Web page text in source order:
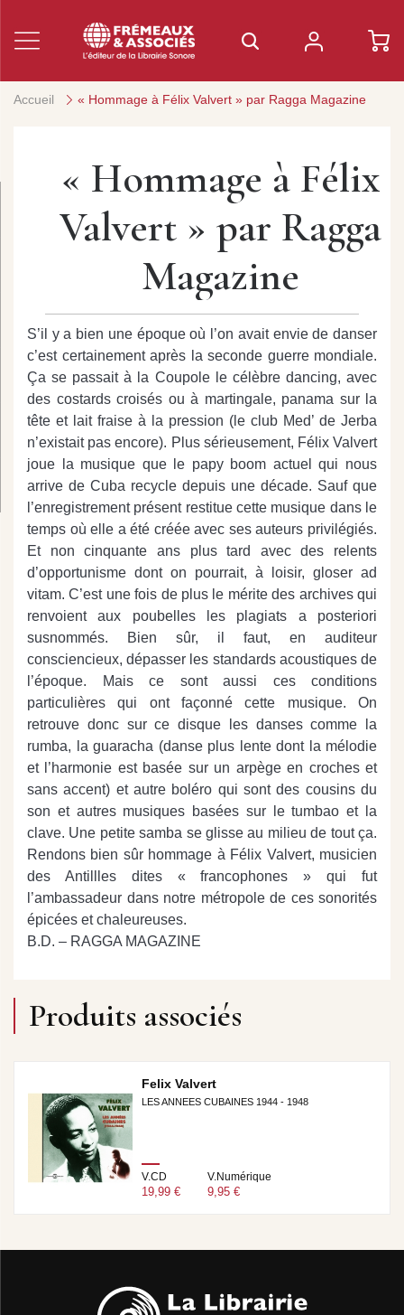
Accueil « Hommage à Félix Valvert » par Ragga Magazine
« Hommage à Félix
Valvert » par Ragga
Magazine
S’il y a bien une époque où l’on avait envie de danser
c’est certainement après la seconde guerre mondiale.
Ça se passait à la Coupole le célèbre dancing, avec
des costards croisés ou à martingale, panama sur la
tête et lait fraise à la pression (le club Med’ de Jerba
n’existait pas encore). Plus sérieusement, Félix Valvert
joue la musique que le papy boom actuel qui nous
arrive de Cuba recycle depuis une décade. Sauf que
l’enregistrement présent restitue cette musique dans le
temps où elle a été créée avec ses auteurs privilégiés.
Et non cinquante ans plus tard avec des relents
d’opportunisme dont on pourrait, à loisir, gloser ad
vitam. C’est une fois de plus le mérite des archives qui
renvoient aux poubelles les plagiats a posteriori
susnommés. Bien sûr, il faut, en auditeur
consciencieux, dépasser les standards acoustiques de
l’époque. Mais ce sont aussi ces conditions
particulières qui ont façonné cette musique. On
retrouve donc sur ce disque les danses comme la
rumba, la guaracha (danse plus lente dont la mélodie
et l’harmonie est basée sur un arpège en croches et
sans accent) et autre boléro qui sont des cousins du
son et autres musiques basées sur le tumbao et la
clave. Une petite samba se glisse au milieu de tout ça.
Rendons bien sûr hommage à Félix Valvert, musicien
des Antillles dites « francophones » qui fut
l’ambassadeur dans notre métropole de ces sonorités
épicées et chaleureuses.
B.D. – RAGGA MAGAZINE
Produits associés
Felix Valvert
LES ANNEES CUBAINES 1944 - 1948
V.CD
19,99 €
V.Numérique
9,95 €